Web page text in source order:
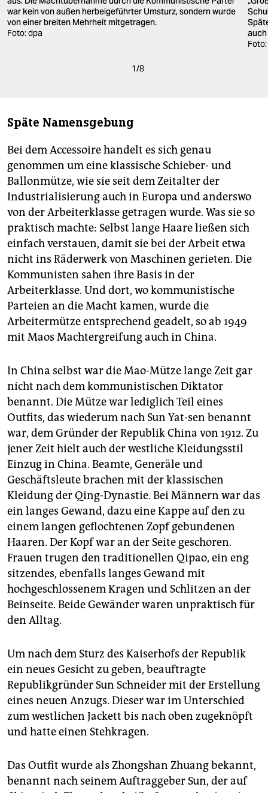
war kein von außen herbeigeführter Umsturz, sondern wurde
von einer breiten Mehrheit mitgetragen.
Foto: dpa
1/8
Späte Namensgebung
Bei dem Accessoire handelt es sich genau
genommen um eine klassische Schieber- und
Ballonmütze, wie sie seit dem Zeitalter der
Industrialisierung auch in Europa und anderswo
von der Arbeiterklasse getragen wurde. Was sie so
praktisch machte: Selbst lange Haare ließen sich
einfach verstauen, damit sie bei der Arbeit etwa
nicht ins Räderwerk von Maschinen gerieten. Die
Kommunisten sahen ihre Basis in der
Arbeiterklasse. Und dort, wo kommunistische
Parteien an die Macht kamen, wurde die
Arbeitermütze entsprechend geadelt, so ab 1949
mit Maos Machtergreifung auch in China.
In China selbst war die Mao-Mütze lange Zeit gar
nicht nach dem kommunistischen Diktator
benannt. Die Mütze war lediglich Teil eines
Outfits, das wiederum nach Sun Yat-sen benannt
war, dem Gründer der Republik China von 1912. Zu
jener Zeit hielt auch der westliche Kleidungsstil
Einzug in China. Beamte, Generäle und
Geschäftsleute brachen mit der klassischen
Kleidung der Qing-Dynastie. Bei Männern war das
ein langes Gewand, dazu eine Kappe auf den zu
einem langen geflochtenen Zopf gebundenen
Haaren. Der Kopf war an der Seite geschoren.
Frauen trugen den traditionellen Qipao, ein eng
sitzendes, ebenfalls langes Gewand mit
hochgeschlossenem Kragen und Schlitzen an der
Beinseite. Beide Gewänder waren unpraktisch für
den Alltag.
Um nach dem Sturz des Kaiserhofs der Republik
ein neues Gesicht zu geben, beauftragte
Republikgründer Sun Schneider mit der Erstellung
eines neuen Anzugs. Dieser war im Unterschied
zum westlichen Jackett bis nach oben zugeknöpft
und hatte einen Stehkragen.
Das Outfit wurde als Zhongshan Zhuang bekannt,
benannt nach seinem Auftraggeber Sun, der auf